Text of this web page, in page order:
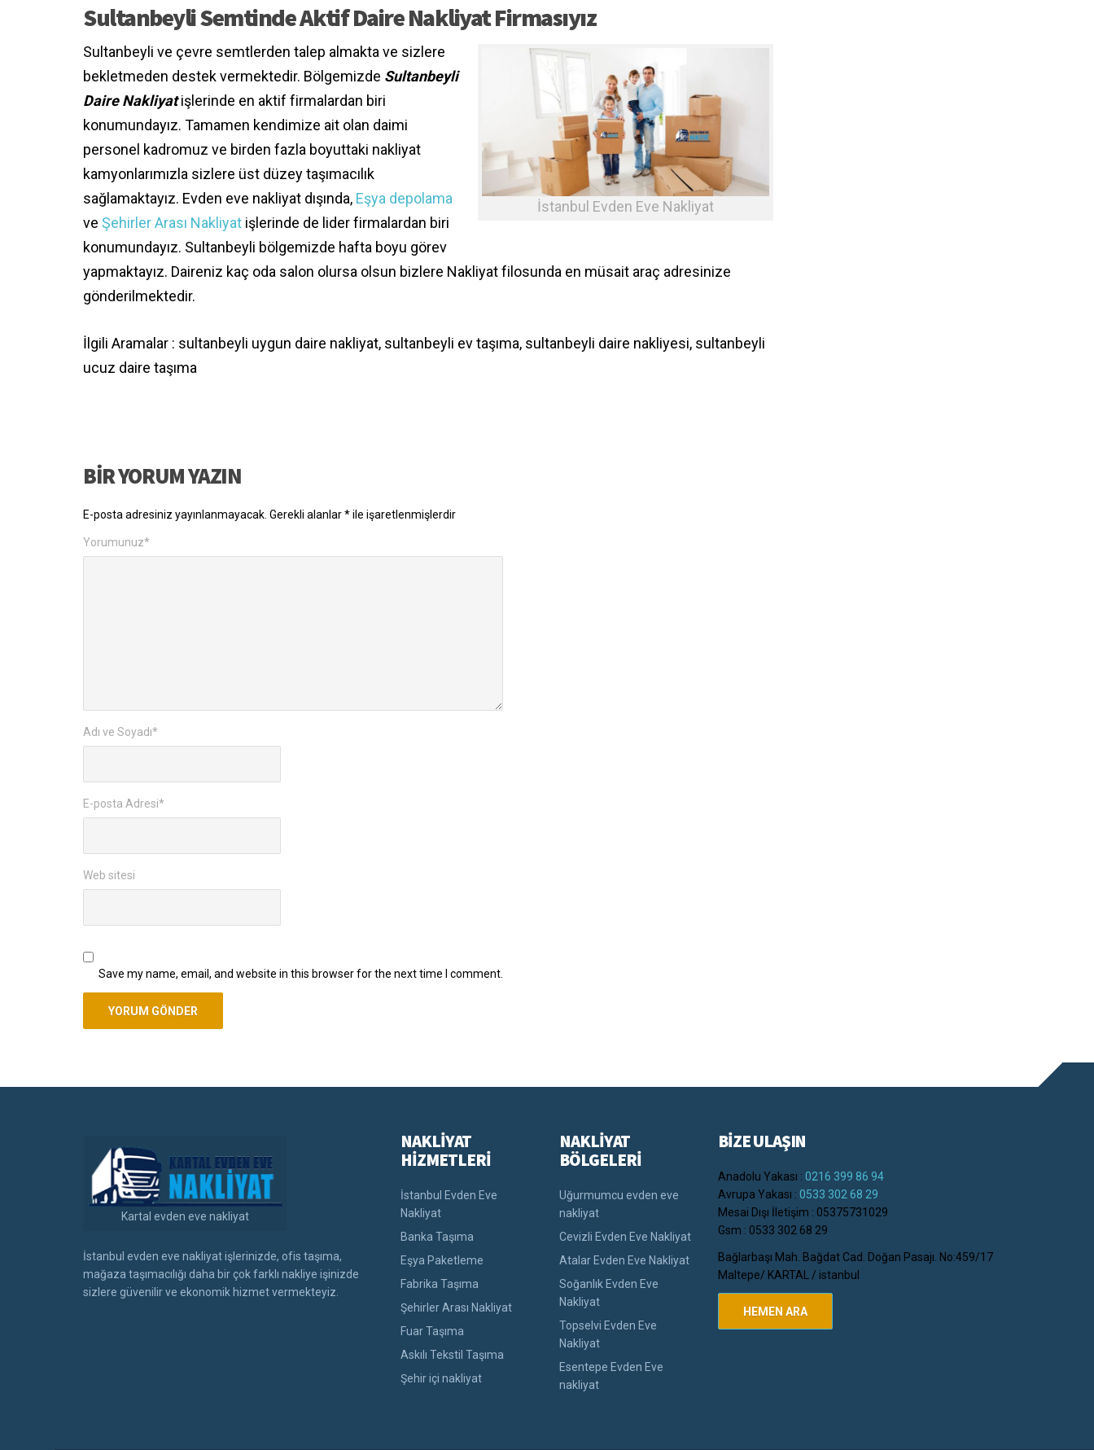
Sultanbeyli Semtinde Aktif Daire Nakliyat Firmasıyız
İstanbul Evden Eve Nakliyat
Sultanbeyli ve çevre semtlerden talep almakta ve sizlere
bekletmeden destek vermektedir. Bölgemizde Sultanbeyli
Daire Nakliyatişlerinde en aktif firmalardan biri
konumundayız. Tamamen kendimize ait olan daimi
personel kadromuz ve birden fazla boyuttaki nakliyat
kamyonlarımızla sizlere üst düzey taşımacılık
sağlamaktayız. Evden eve nakliyat dışında, Eşya depolama
ve Şehirler Arası Nakliyat işlerinde de lider firmalardan biri
konumundayız. Sultanbeyli bölgemizde hafta boyu görev
yapmaktayız. Daireniz kaç oda salon olursa olsun bizlere Nakliyat filosunda en müsait araç adresinize
gönderilmektedir.
İlgili Aramalar : sultanbeyli uygun daire nakliyat, sultanbeyli ev taşıma, sultanbeyli daire nakliyesi, sultanbeyli
ucuz daire taşıma
BIR YORUM YAZIN
E-posta adresiniz yayınlanmayacak. Gerekli alanlar*ile işaretlenmişlerdir
Yorumunuz*
Adı ve Soyadı*
E-posta Adresi*
Web sitesi
Save my name, email, and website in this browser for the next time I comment.
Kartal evden eve nakliyat
İstanbul evden eve nakliyat işlerinizde, ofis taşıma,
mağaza taşımacılığı daha bir çok farklı nakliye işinizde
sizlere güvenilir ve ekonomik hizmet vermekteyiz.
NAKLİYAT
HİZMETLERİ
İstanbul Evden Eve
Nakliyat
Banka Taşıma
Eşya Paketleme
Fabrika Taşıma
Şehirler Arası Nakliyat
Fuar Taşıma
Askılı Tekstil Taşıma
Şehir içi nakliyat
NAKLİYAT
BÖLGELERİ
Uğurmumcu evden eve
nakliyat
Cevizli Evden Eve Nakliyat
Atalar Evden Eve Nakliyat
Soğanlık Evden Eve
Nakliyat
Topselvi Evden Eve
Nakliyat
Esentepe Evden Eve
nakliyat
BİZE ULAŞIN
Anadolu Yakası : 0216 399 86 94
Avrupa Yakası : 0533 302 68 29
Mesai Dışı İletişim : 05375731029
Gsm : 0533 302 68 29
Bağlarbaşı Mah. Bağdat Cad. Doğan Pasajı. No:459/17
Maltepe/ KARTAL / istanbul
HEMEN ARA